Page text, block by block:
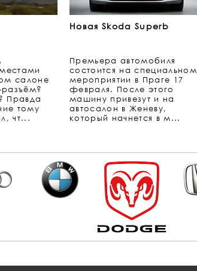
салоне
разъём?
Правда
тому
чт...
Новая Skoda Superb
Премьера автомобиля
состоится на специальном
мероприятии в Праге 17
февраля. После этого
машину привезут и на
автосалон в Женеву,
который начнется в м...